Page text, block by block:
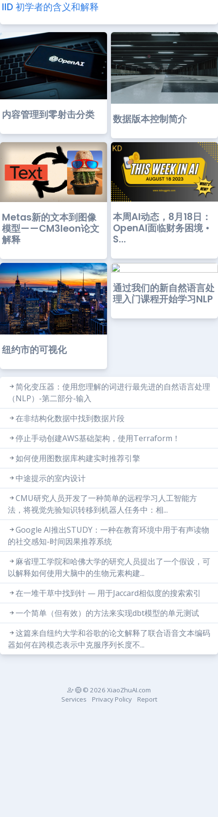
IID 初学者的含义和解释
内容管理到零射击分类 数据版本控制简介
Metas新的文本到图像
模型——CM3leon论文
解释
本周AI动态，8月18日：
OpenAI面临财务困境 •
S...
纽约市的可视化
通过我们的新自然语言处
理入门课程开始学习NLP
简化变压器：使用您理解的词进行最先进的自然语言处理
（NLP）-第二部分-输入
在非结构化数据中找到数据片段
停止手动创建AWS基础架构，使用Terraform！
如何使用图数据库构建实时推荐引擎
中途提示的室内设计
CMU研究人员开发了一种简单的远程学习人工智能方
法，将视觉先验知识转移到机器人任务中：相...
Google AI推出STUDY：一种在教育环境中用于有声读物
的社交感知-时间因果推荐系统
麻省理工学院和哈佛大学的研究人员提出了一个假设，可
以解释如何使用大脑中的生物元素构建...
在一堆干草中找到针 — 用于Jaccard相似度的搜索索引
一个简单（但有效）的方法来实现dbt模型的单元测试
这篇来自纽约大学和谷歌的论文解释了联合语音文本编码
器如何在跨模态表示中克服序列长度不...
© 2026 XiaoZhuAI.com
Services
Privacy Policy Report